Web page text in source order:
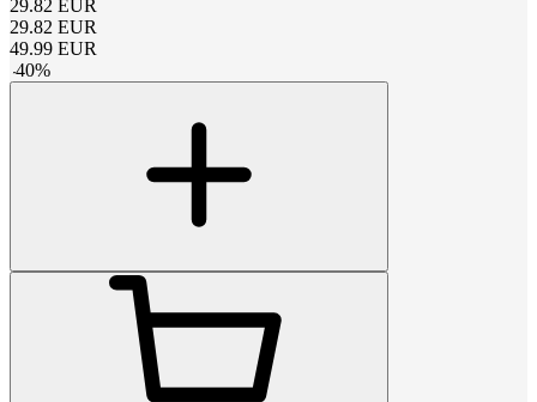
29.82 EUR
29.82 EUR
49.99 EUR
-40%